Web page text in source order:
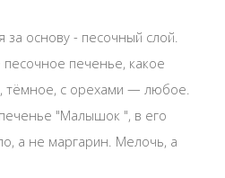
за основу - песочный слой.
печенье, какое
тёмное, с орехами — любое.
"Малышок ", в его
а не маргарин. Мелочь, а